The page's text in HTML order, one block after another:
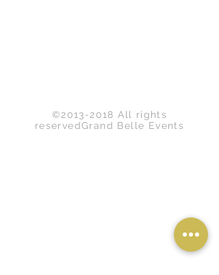
©2013-2018 All rights
reservedGrand Belle Events